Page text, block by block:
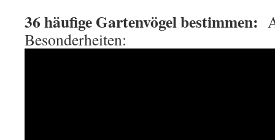
36 häufige Gartenvögel bestimmen:
Besonderheiten: